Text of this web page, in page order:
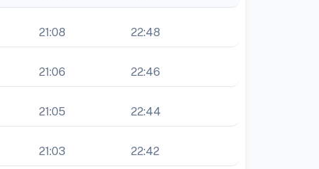
21:08 22:48
21:06 22:46
21:05 22:44
21:03 22:42